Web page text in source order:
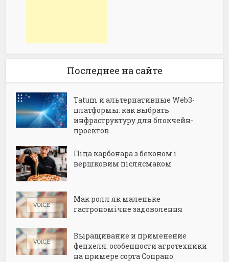
Последнее на сайте
Tatum и альтернативные Web3-
платформы: как выбрать
инфраструктуру для блокчейн-
проектов
Піца карбонара з беконом і
вершковим післясмаком
Мак ролл як маленьке
гастрономічне задоволення
Выращивание и применение
фенхеля: особенности агротехники
на примере сорта Сопрано